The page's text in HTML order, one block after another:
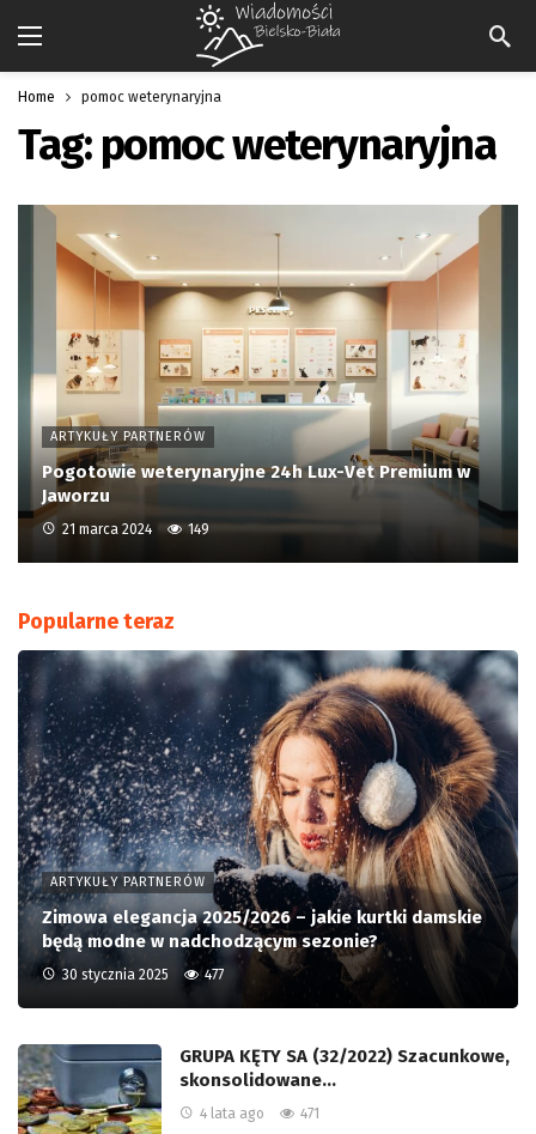
Home pomoc weterynaryjna
Tag: pomoc weterynaryjna
ARTYKUŁY PARTNERÓW
Pogotowie weterynaryjne 24h Lux-Vet Premium w
Jaworzu
21 marca 2024 149
Popularne teraz
ARTYKUŁY PARTNERÓW
Zimowa elegancja 2025/2026 – jakie kurtki damskie
będą modne w nadchodzącym sezonie?
30 stycznia 2025 477
GRUPA KĘTY SA (32/2022) Szacunkowe,
skonsolidowane…
4 lata ago 471